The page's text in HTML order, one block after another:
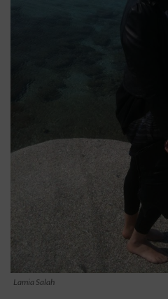
Lamia Salah